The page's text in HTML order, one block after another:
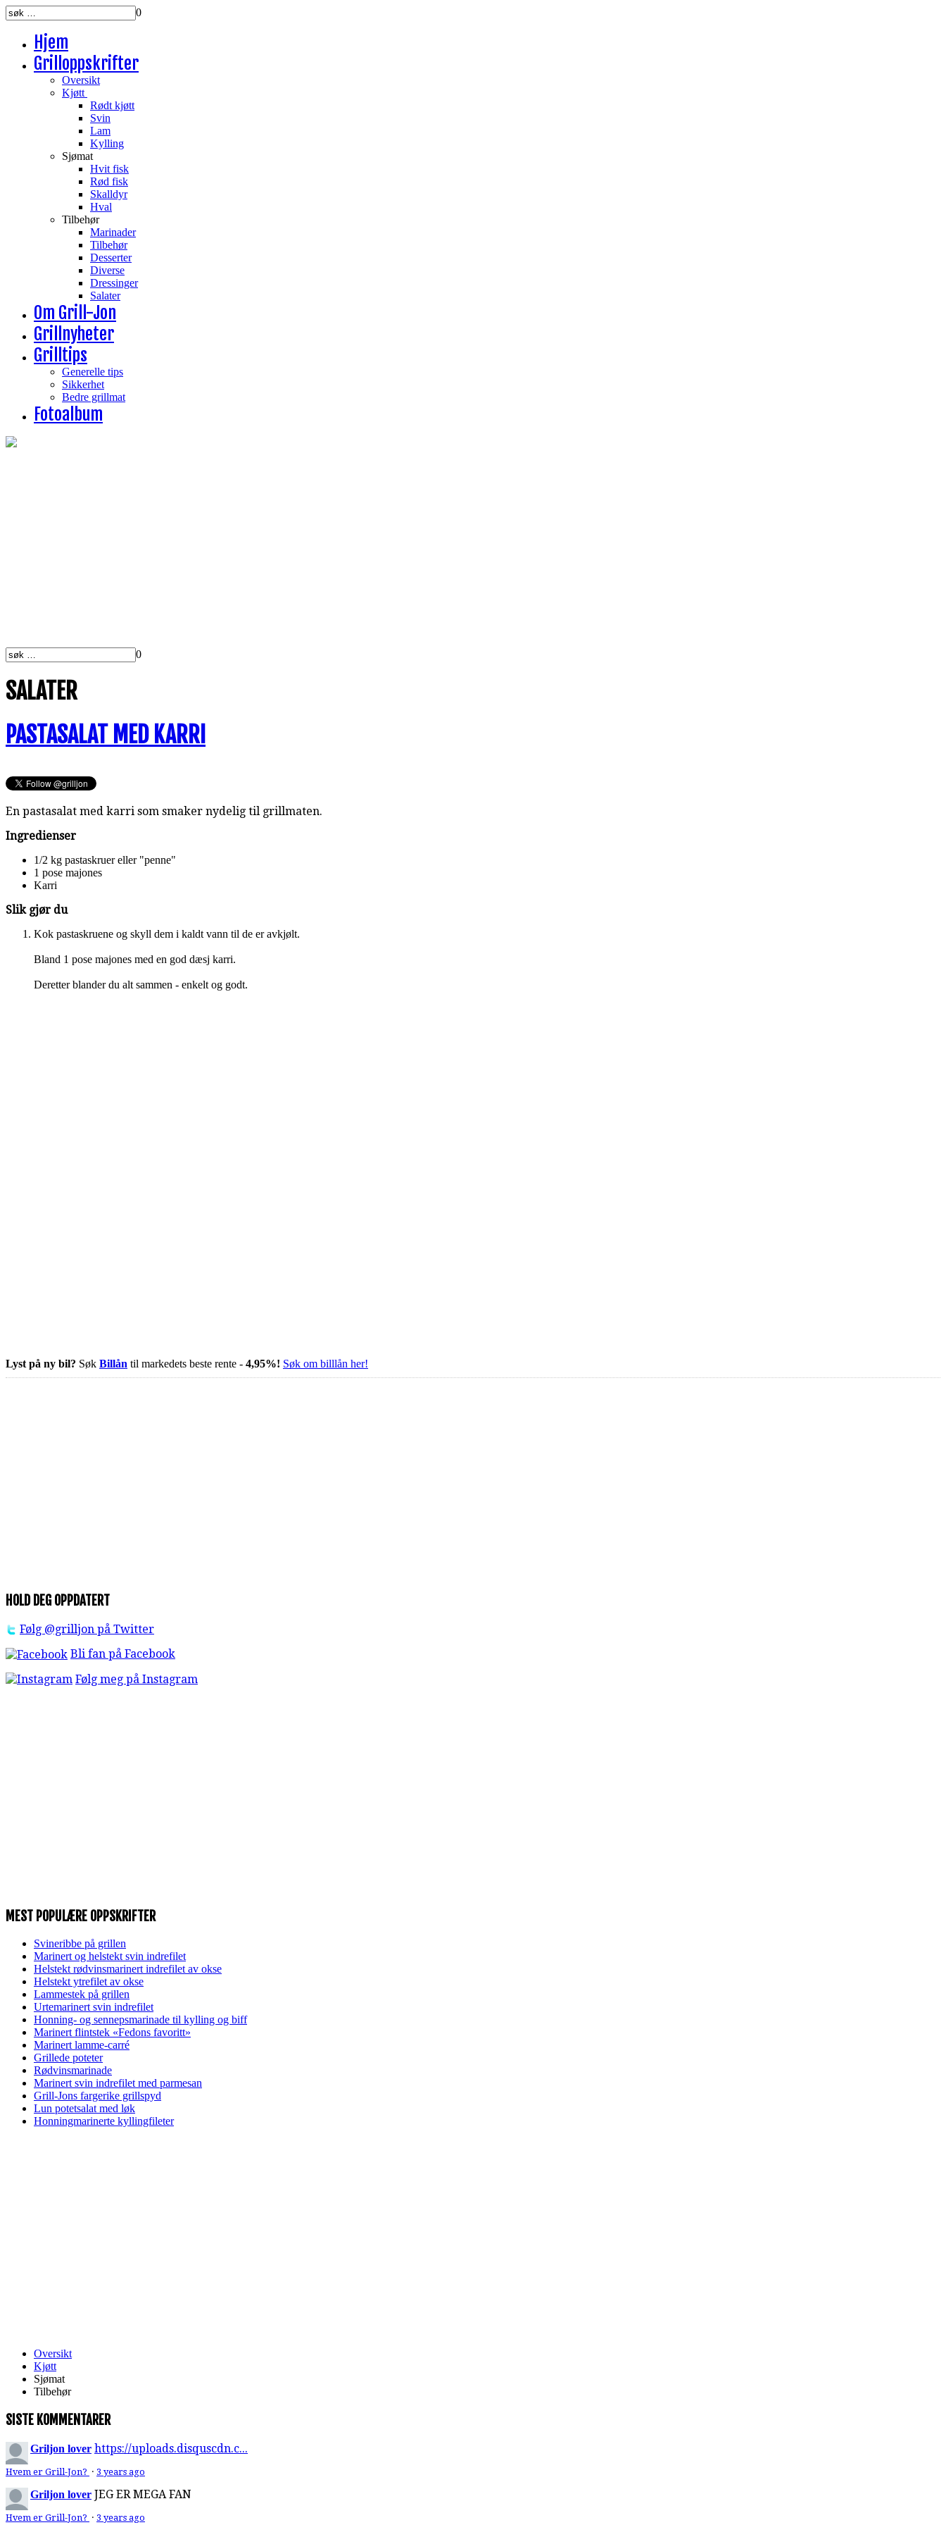
0
Hjem
Grilloppskrifter
Oversikt
Kjøtt
Rødt kjøtt
Svin
Lam
Kylling
Sjømat
Hvit fisk
Rød fisk
Skalldyr
Hval
Tilbehør
Marinader
Tilbehør
Desserter
Diverse
Dressinger
Salater
Om Grill-Jon
Grillnyheter
Grilltips
Generelle tips
Sikkerhet
Bedre grillmat
Fotoalbum
0
SALATER
PASTASALAT MED KARRI
En pastasalat med karri som smaker nydelig til grillmaten.
Ingredienser
1/2 kg pastaskruer eller "penne"
1 pose majones
Karri
Slik gjør du
Kok pastaskruene og skyll dem i kaldt vann til de er avkjølt.
Bland 1 pose majones med en god dæsj karri.
Deretter blander du alt sammen - enkelt og godt.
Lyst på ny bil? Søk Billån til markedets beste rente - 4,95%! Søk om billlån her!
HOLD DEG OPPDATERT
Følg @grilljon på Twitter
Bli fan på Facebook
Følg meg på Instagram
MEST POPULÆRE OPPSKRIFTER
Svineribbe på grillen
Marinert og helstekt svin indrefilet
Helstekt rødvinsmarinert indrefilet av okse
Helstekt ytrefilet av okse
Lammestek på grillen
Urtemarinert svin indrefilet
Honning- og sennepsmarinade til kylling og biff
Marinert flintstek «Fedons favoritt»
Marinert lamme-carré
Grillede poteter
Rødvinsmarinade
Marinert svin indrefilet med parmesan
Grill-Jons fargerike grillspyd
Lun potetsalat med løk
Honningmarinerte kyllingfileter
Oversikt
Kjøtt
Sjømat
Tilbehør
SISTE KOMMENTARER
Griljon lover https://uploads.disquscdn.c...
Hvem er Grill-Jon? · 3 years ago
Griljon lover JEG ER MEGA FAN
Hvem er Grill-Jon? · 3 years ago